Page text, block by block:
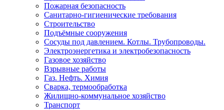
Пожарная безопасность
Санитарно-гигиенические требования
Строительство
Подъёмные сооружения
Сосуды под давлением. Котлы. Трубопроводы.
Электроэнергетика и электробезопасность
Газовое хозяйство
Взрывные работы
Газ. Нефть. Химия
Сварка, термообработка
Жилищно-коммунальное хозяйство
Транспорт